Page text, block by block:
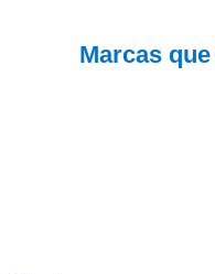
Marcas